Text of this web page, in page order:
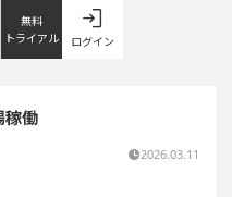
無料
トライアル
ログイン
稼働
2026.03.11